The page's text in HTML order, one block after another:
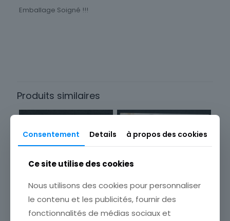
Emballage Soigné !!!
Type
Timbres
Poste d'usage courant
France
Format
Unité
Année d'émission
Produits similaires
TIMBRE FRANCE NEUF N°
493 ** CLEMENT ADER
PAPIER EPAIS BORD DE
FEUILLE
Consentement Details à propos des cookies
Ce site utilise des cookies
Nous utilisons des cookies pour personnaliser
le contenu et les publicités, fournir des
fonctionnalités de médias sociaux et